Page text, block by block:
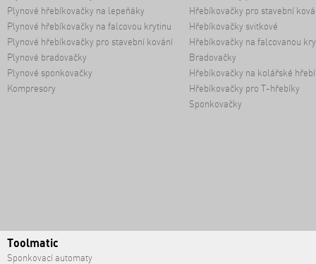
Plynové hřebíkovačky na lepeňáky
Plynové hřebíkovačky na falcovou krytinu
Plynové hřebíkovačky pro stavební kování
Plynové bradovačky
Plynové sponkovačky
Kompresory
Hřebíkovačky pro stavební
Hřebíkovačky svitkové
Hřebíkovačky na falcovanou
Bradovačky
Hřebíkovačky na kolářské
Hřebíkovačky pro T-hřebíky
Sponkovačky
Toolmatic
Sponkovací automaty